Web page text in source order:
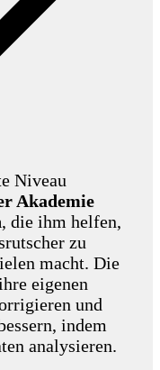
Niveau
Akademie
, die ihm helfen,
zu
macht. Die
eigenen
und
indem
analysieren.